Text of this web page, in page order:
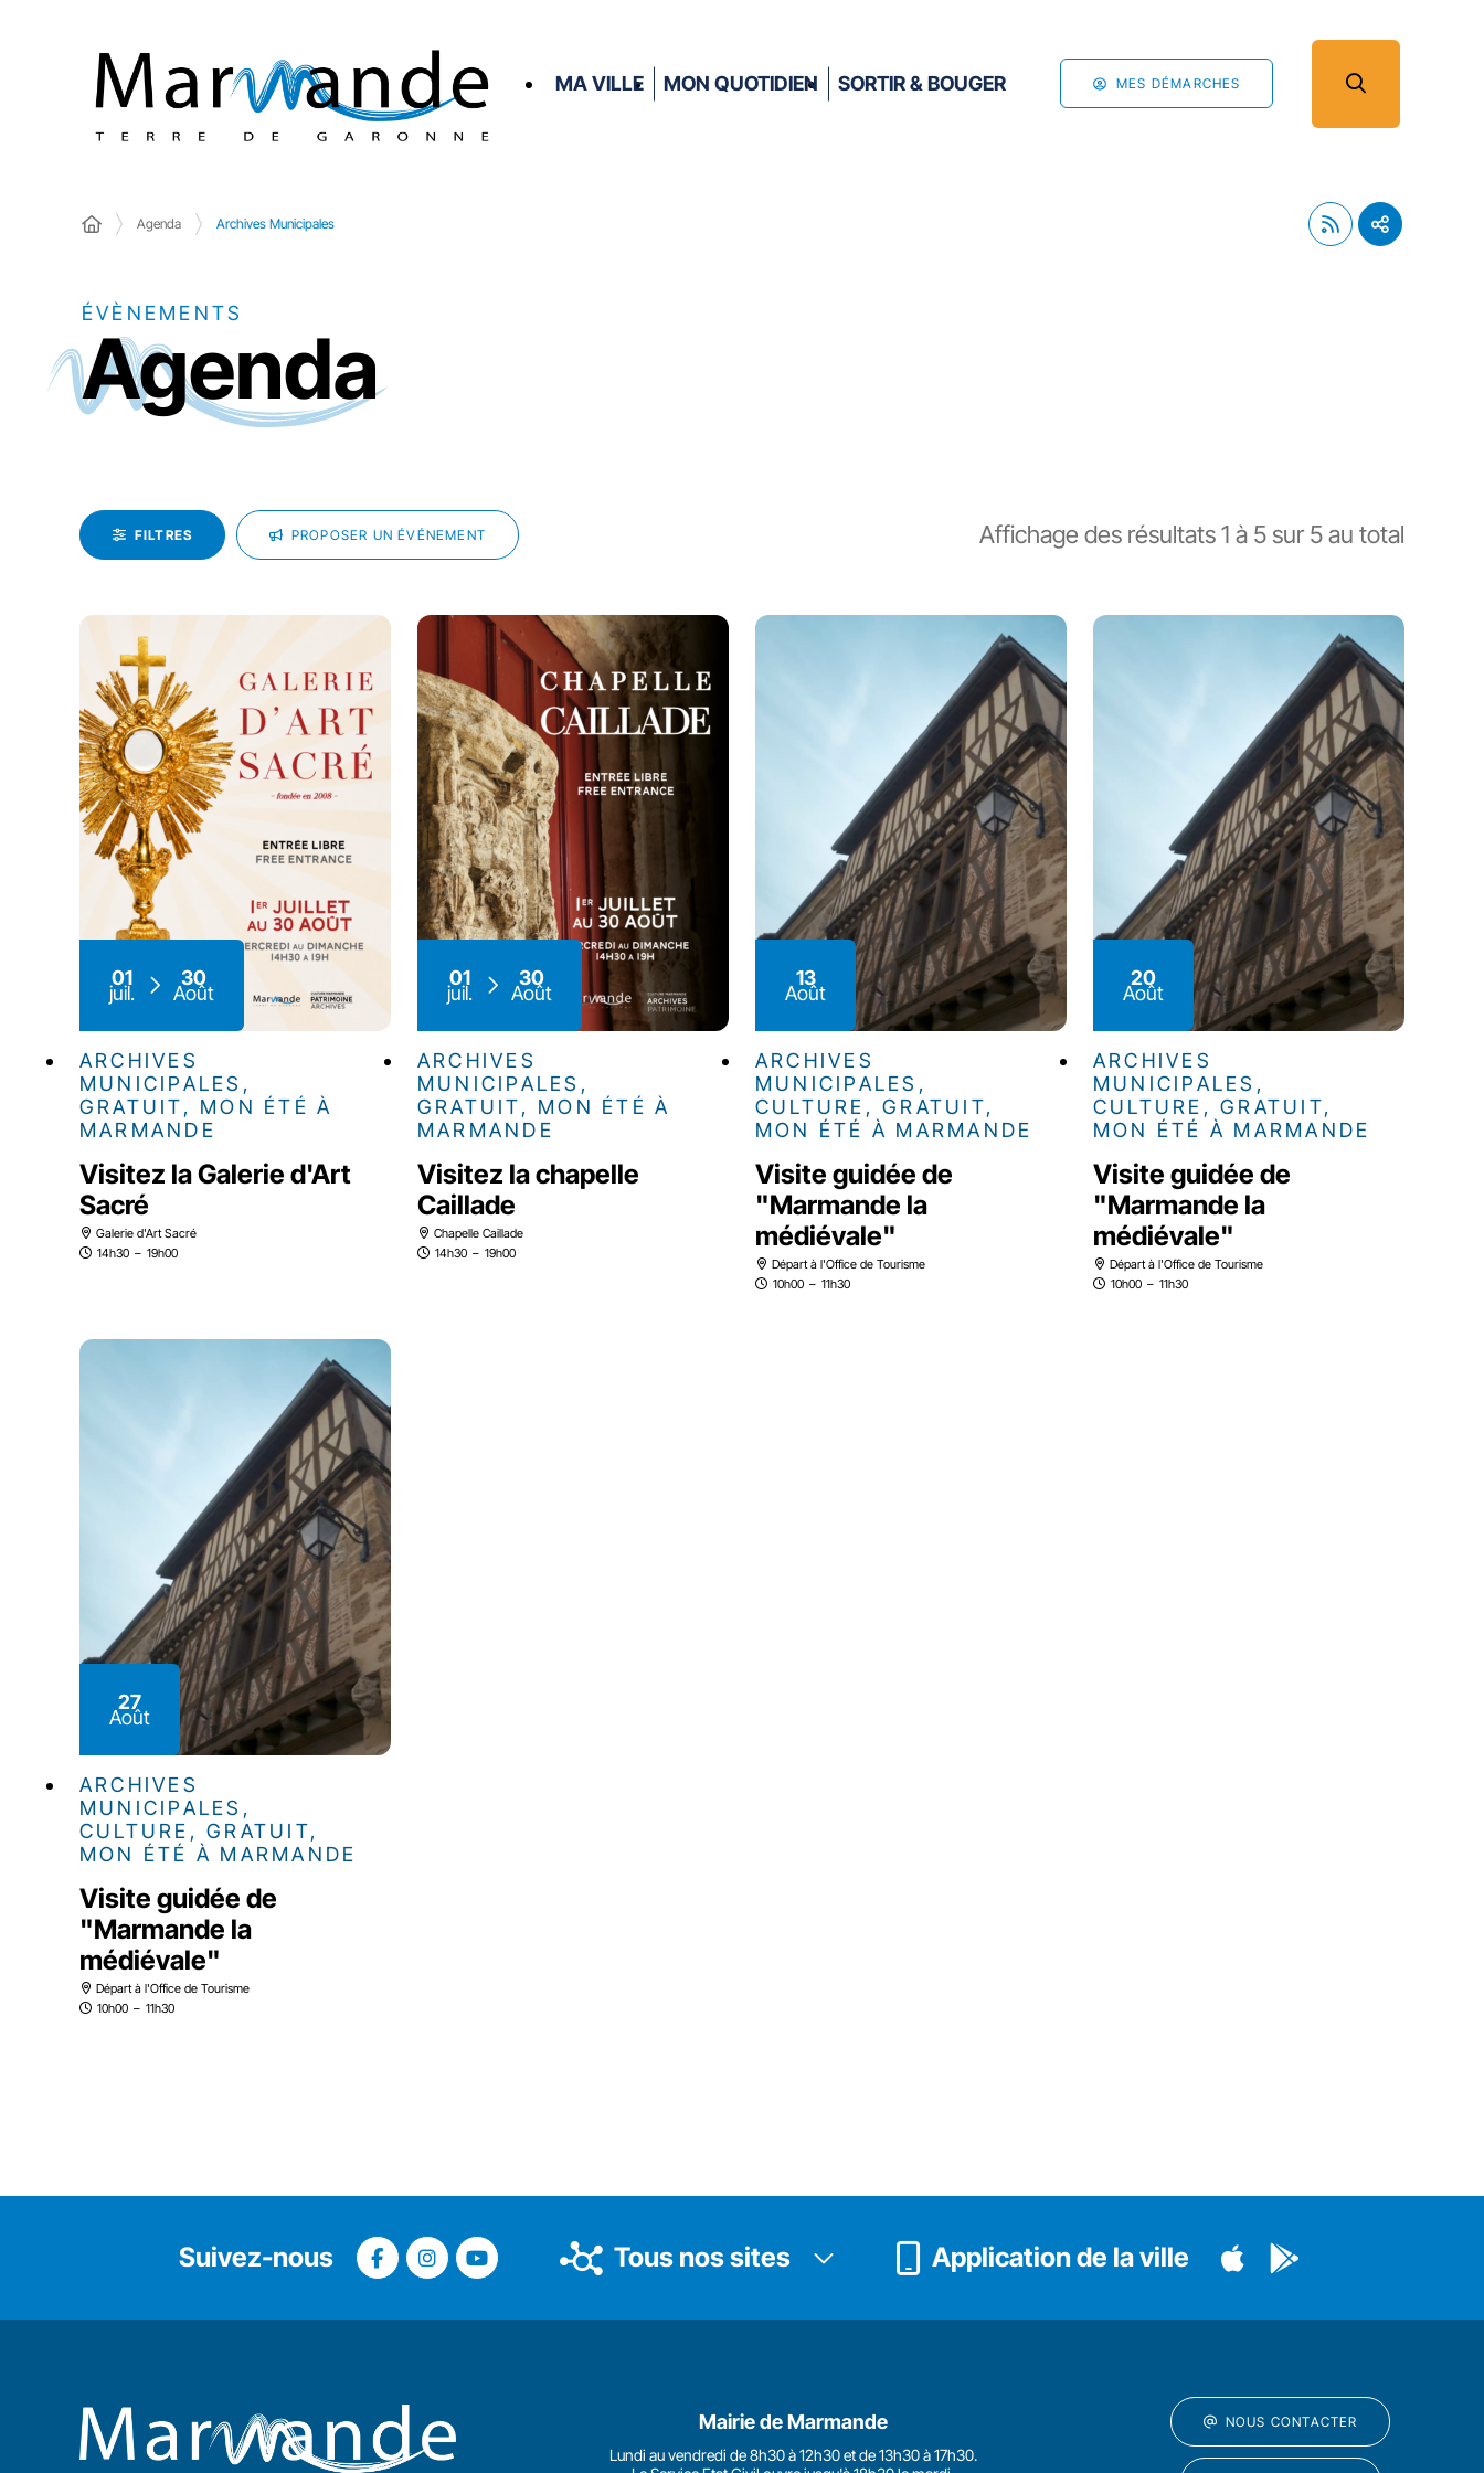
MA VILLE MON QUOTIDIEN SORTIR & BOUGER MES DÉMARCHES
Agenda Archives Municipales
ÉVÈNEMENTS
Agenda
FILTRES PROPOSER UN ÉVÉNEMENT Affichage des résultats1 à 5sur5au total
ARCHIVES
MUNICIPALES,
GRATUIT, MON ÉTÉ À
MARMANDE
Visitez la Galerie d'Art
Sacré
Galerie d'Art Sacré
14h30 – 19h00
01
juil.
30
Août
ARCHIVES
MUNICIPALES,
GRATUIT, MON ÉTÉ À
MARMANDE
Visitez la chapelle
Caillade
Chapelle Caillade
14h30 – 19h00
01
juil.
30
Août
ARCHIVES
MUNICIPALES,
CULTURE, GRATUIT,
MON ÉTÉ À MARMANDE
Visite guidée de
"Marmande la
médiévale"
Départ à l'Office de Tourisme
10h00 – 11h30
13
Août
ARCHIVES
MUNICIPALES,
CULTURE, GRATUIT,
MON ÉTÉ À MARMANDE
Visite guidée de
"Marmande la
médiévale"
Départ à l'Office de Tourisme
10h00 – 11h30
20
Août
ARCHIVES
MUNICIPALES,
CULTURE, GRATUIT,
MON ÉTÉ À MARMANDE
Visite guidée de
"Marmande la
médiévale"
Départ à l'Office de Tourisme
10h00 – 11h30
27
Août
Suivez-nous Tous nos sites Application de la ville
Mairie de Marmande
Lundi au vendredi de 8h30 à 12h30 et de 13h30 à 17h30.
NOUS CONTACTER